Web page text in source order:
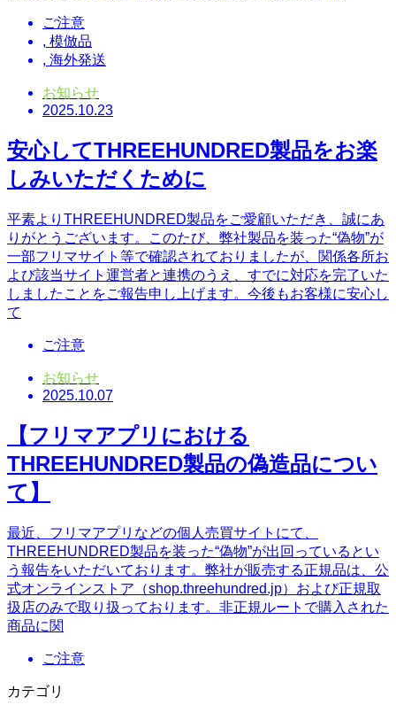
ご注意
, 模倣品
, 海外発送
お知らせ
2025.10.23
安心してTHREEHUNDRED製品をお楽
しみいただくために
平素よりTHREEHUNDRED製品をご愛顧いただき、誠にあ
りがとうございます。このたび、弊社製品を装った“偽物”が
一部フリマサイト等で確認されておりましたが、関係各所お
よび該当サイト運営者と連携のうえ、すでに対応を完了いた
しましたことをご報告申し上げます。今後もお客様に安心し
て
ご注意
お知らせ
2025.10.07
【フリマアプリにおける
THREEHUNDRED製品の偽造品につい
て】
最近、フリマアプリなどの個人売買サイトにて、
THREEHUNDRED製品を装った“偽物”が出回っているとい
う報告をいただいております。弊社が販売する正規品は、公
式オンラインストア（shop.threehundred.jp）および正規取
扱店のみで取り扱っております。非正規ルートで購入された
商品に関
ご注意
カテゴリ